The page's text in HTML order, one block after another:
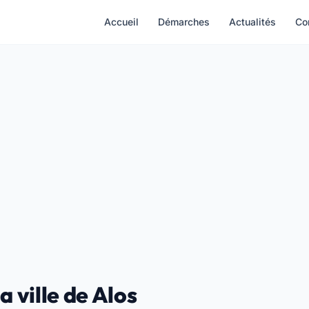
Accueil Démarches Actualités
ville de Alos